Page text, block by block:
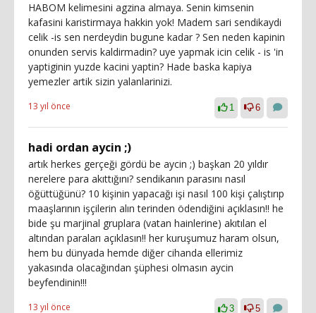
HABOM kelimesini agzina almaya. Senin kimsenin
kafasini karistirmaya hakkin yok! Madem sari sendikaydi
celik -is sen nerdeydin bugune kadar ? Sen neden kapinin
onunden servis kaldirmadin? uye yapmak icin celik - is 'in
yaptiginin yuzde kacini yaptin? Hade baska kapiya
yemezler artik sizin yalanlarinizi.
13 yıl önce 1 6
hadi ordan aycin ;)
artık herkes gerçeği gördü be aycin ;) başkan 20 yıldır
nerelere para akıttığını? sendikanın parasını nasıl
öğüttüğünü? 10 kişinin yapacağı işi nasıl 100 kişi çalıştırıp
maaşlarının işçilerin alın terinden ödendiğini açıklasın!! he
bide şu marjinal gruplara (vatan hainlerine) akıtılan el
altından paraları açıklasın!! her kuruşumuz haram olsun,
hem bu dünyada hemde diğer cihanda ellerimiz
yakasında olacağından şüphesi olmasın aycin
beyfendinin!!!
13 yıl önce 3 5